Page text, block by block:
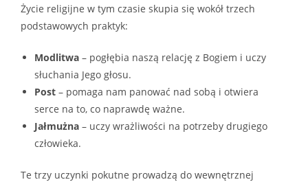
Życie religijne w tym czasie skupia się wokół trzech
podstawowych praktyk:
Modlitwa – pogłębia naszą relację z Bogiem i uczy
słuchania Jego głosu.
Post – pomaga nam panować nad sobą i otwiera
serce na to, co naprawdę ważne.
Jałmużna – uczy wrażliwości na potrzeby drugiego
człowieka.
Te trzy uczynki pokutne prowadzą do wewnętrznej